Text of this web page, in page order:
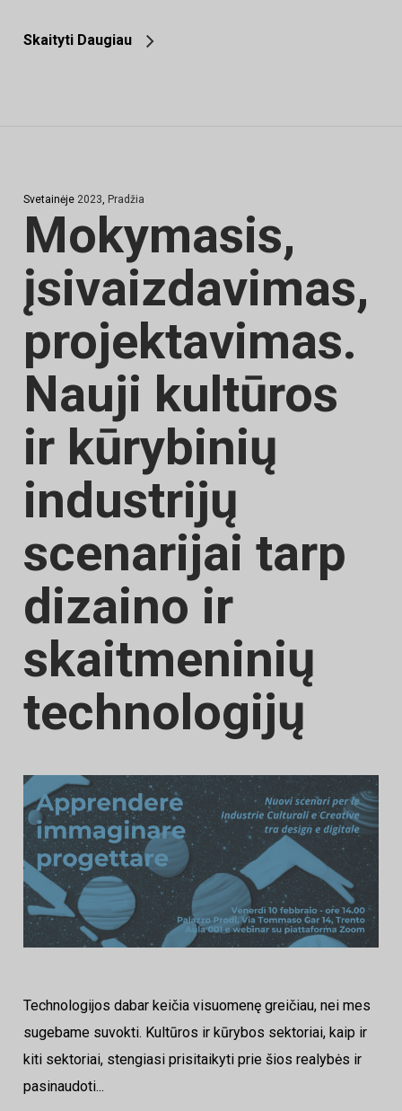
Skaityti Daugiau
Svetainėje 2023, Pradžia
Mokymasis,
įsivaizdavimas,
projektavimas.
Nauji kultūros
ir kūrybinių
industrijų
scenarijai tarp
dizaino ir
skaitmeninių
technologijų
Technologijos dabar keičia visuomenę greičiau, nei mes
sugebame suvokti. Kultūros ir kūrybos sektoriai, kaip ir
kiti sektoriai, stengiasi prisitaikyti prie šios realybės ir
pasinaudoti...